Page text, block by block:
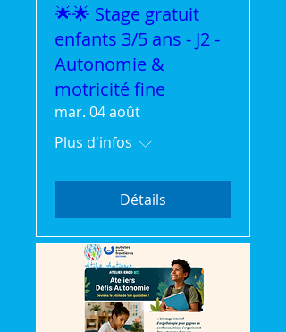
🌟🌟 Stage gratuit
enfants 3/5 ans - J2 -
Autonomie &
motricité fine
mar. 04 août
Plus d'infos
Détails